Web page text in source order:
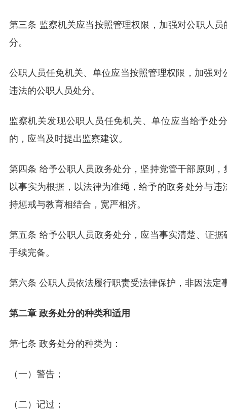
第三条 监察机关应当按照管理权限，加强对公职人
分。
公职人员任免机关、单位应当按照管理权限，加强
违法的公职人员处分。
监察机关发现公职人员任免机关、单位应当给予处
的，应当及时提出监察建议。
第四条 给予公职人员政务处分，坚持党管干部原则
以事实为根据，以法律为准绳，给予的政务处分与
持惩戒与教育相结合，宽严相济。
第五条 给予公职人员政务处分，应当事实清楚、证
手续完备。
第六条 公职人员依法履行职责受法律保护，非因法定
第二章 政务处分的种类和适用
第七条 政务处分的种类为：
（一）警告；
（二）记过；